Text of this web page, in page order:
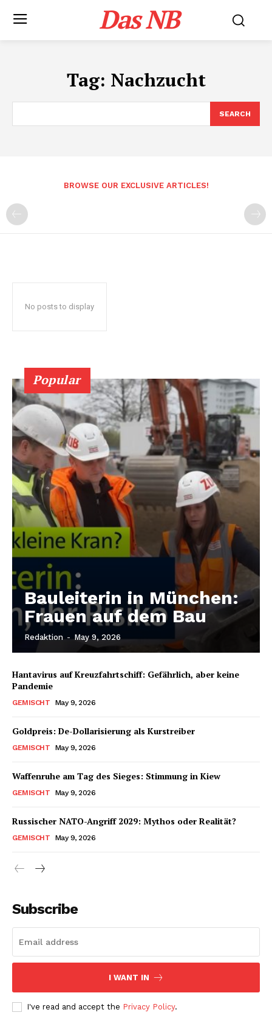
Das NB
Tag: Nachzucht
SEARCH
BROWSE OUR EXCLUSIVE ARTICLES!
No posts to display
Popular
Bauleiterin in München:
Frauen auf dem Bau
Redaktion - May 9, 2026
Hantavirus auf Kreuzfahrtschiff: Gefährlich, aber keine
Pandemie
GEMISCHT May 9, 2026
Goldpreis: De-Dollarisierung als Kurstreiber
GEMISCHT May 9, 2026
Waffenruhe am Tag des Sieges: Stimmung in Kiew
GEMISCHT May 9, 2026
Russischer NATO-Angriff 2029: Mythos oder Realität?
GEMISCHT May 9, 2026
Subscribe
I WANT IN
I've read and accept the Privacy Policy.